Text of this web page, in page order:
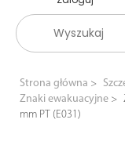
Strona główna
Znaki ewakuacyjne
mm PT (E031)